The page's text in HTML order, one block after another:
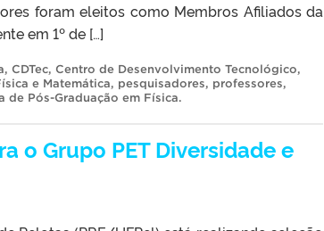
foram eleitos como Membros Afiliados da
em 1º de […]
, CDTec, Centro de Desenvolvimento Tecnológico,
e Matemática, pesquisadores, professores,
de Pós-Graduação em Física.
o Grupo PET Diversidade e